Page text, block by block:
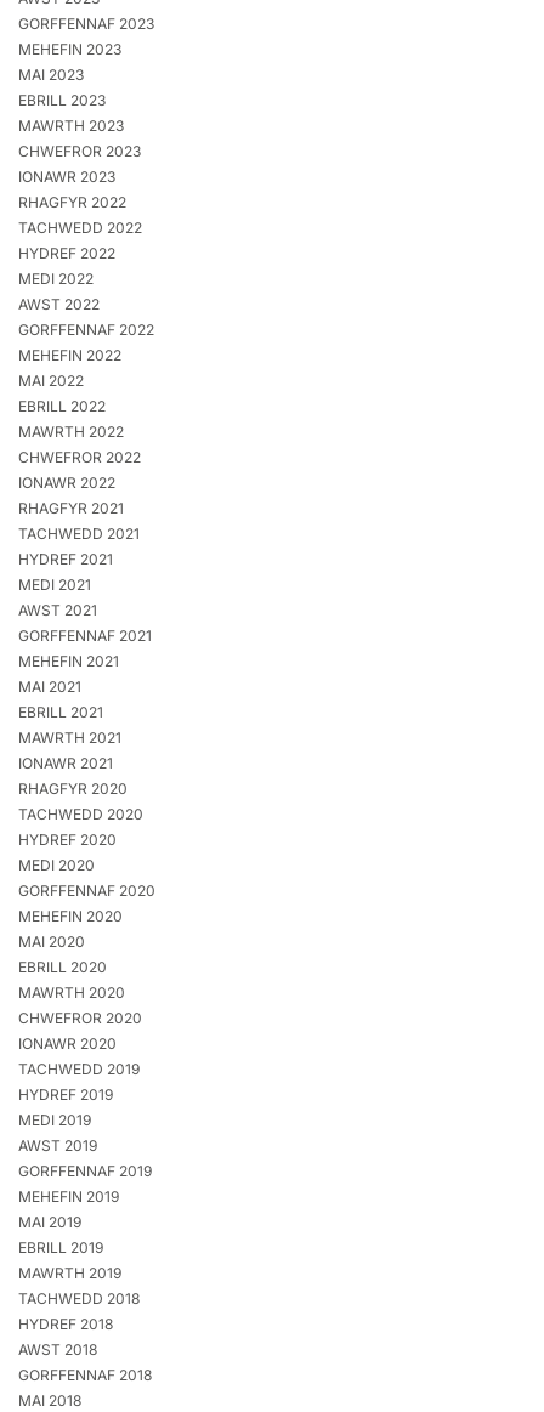
GORFFENNAF 2023
MEHEFIN 2023
MAI 2023
EBRILL 2023
MAWRTH 2023
CHWEFROR 2023
IONAWR 2023
RHAGFYR 2022
TACHWEDD 2022
HYDREF 2022
MEDI 2022
AWST 2022
GORFFENNAF 2022
MEHEFIN 2022
MAI 2022
EBRILL 2022
MAWRTH 2022
CHWEFROR 2022
IONAWR 2022
RHAGFYR 2021
TACHWEDD 2021
HYDREF 2021
MEDI 2021
AWST 2021
GORFFENNAF 2021
MEHEFIN 2021
MAI 2021
EBRILL 2021
MAWRTH 2021
IONAWR 2021
RHAGFYR 2020
TACHWEDD 2020
HYDREF 2020
MEDI 2020
GORFFENNAF 2020
MEHEFIN 2020
MAI 2020
EBRILL 2020
MAWRTH 2020
CHWEFROR 2020
IONAWR 2020
TACHWEDD 2019
HYDREF 2019
MEDI 2019
AWST 2019
GORFFENNAF 2019
MEHEFIN 2019
MAI 2019
EBRILL 2019
MAWRTH 2019
TACHWEDD 2018
HYDREF 2018
AWST 2018
GORFFENNAF 2018
MAI 2018